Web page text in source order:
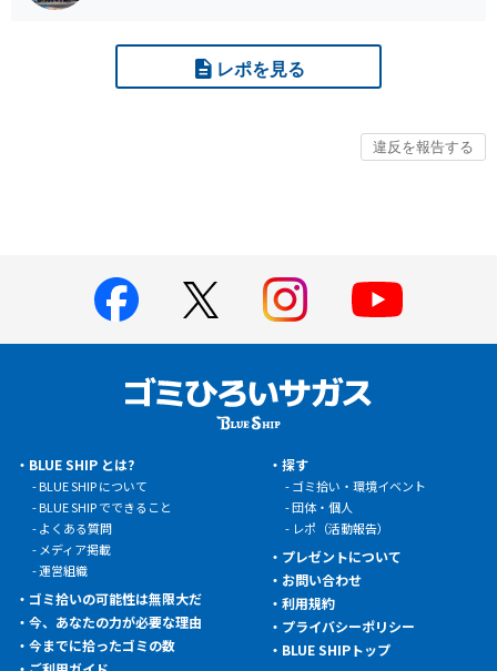
レポを見る
BLUE SHIP とは?
BLUE SHIP について
BLUE SHIP でできること
よくある質問
メディア掲載
運営組織
ゴミ拾いの可能性は無限大だ
今、あなたの力が必要な理由
今までに拾ったゴミの数
探す
ゴミ拾い・環境イベント
団体・個人
レポ（活動報告）
プレゼントについて
お問い合わせ
利用規約
プライバシーポリシー
BLUE SHIPトップ